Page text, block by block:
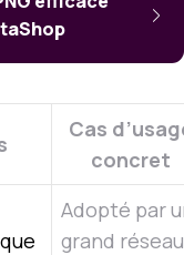
Cas
concret
Adopté par
grand réseau